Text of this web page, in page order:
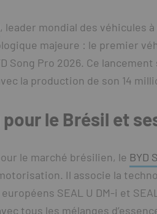
, leader mondial des véhicules
majeure : le premier
Song Pro 2026. Ce lancement
la production de son 14
le Brésil et
le marché brésilien, le BYD
Il associe la
SEAL U DM-i et
tous les mélanges